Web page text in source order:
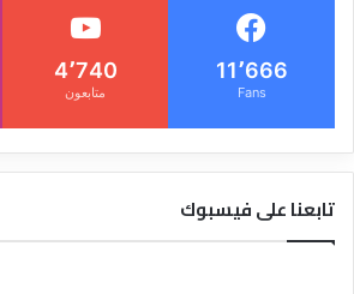
11٬666
Fans
4٬740
متابعون
تابعنا على فيسبوك